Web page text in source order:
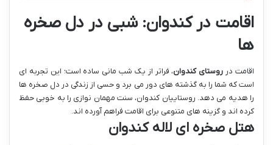
اقامت در کندوان: شبی در دل صخره
ها
اقامت در روستای کندوان، فراتر از یک شب مانی ساده است؛ این تجربه ای
است که شما را به گذشته های دور می برد و حسی از زندگی در دل صخره ها
را هدیه می دهد. روستاییان کندوان، سنت مهمان نوازی را به خوبی حفظ
کرده اند و گزینه های متنوعی برای اقامت فراهم آورده اند.
هتل صخره ای لاله کندوان